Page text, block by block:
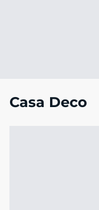
Casa Deco